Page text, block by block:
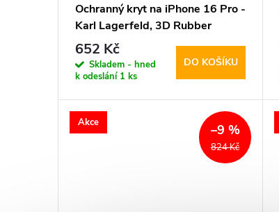
Ochranný kryt na iPhone 16 Pro -
Karl Lagerfeld, 3D Rubber
Double Heads Black
652 Kč
Skladem - hned
k odeslání 1 ks
DO KOŠÍKU
Akce
824 Kč
–9 %